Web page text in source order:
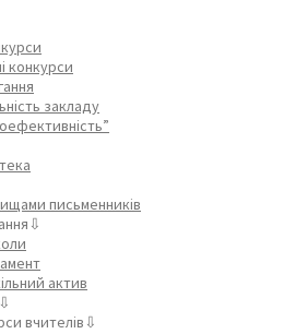
конкурси
закладу
письменників
актив
вчителів⇩